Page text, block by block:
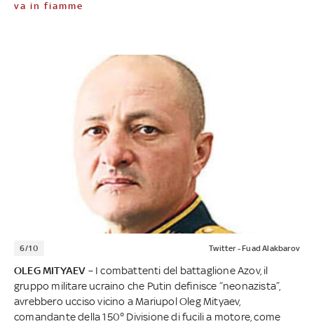
va in fiamme
6/10 Twitter - Fuad Alakbarov
OLEG MITYAEV – I combattenti del battaglione Azov, il
gruppo militare ucraino che Putin definisce “neonazista”,
avrebbero ucciso vicino a Mariupol Oleg Mityaev,
comandante della 150° Divisione di fucili a motore, come